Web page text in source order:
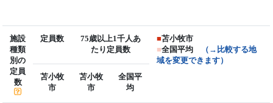
施設
種類
別の
定員
数
定員数
75歳以上1千人あ
たり定員数
■苫小牧市
■全国平均
（→比較する地
域を変更できます）
苫小牧
市
苫小牧
市
全国平
均